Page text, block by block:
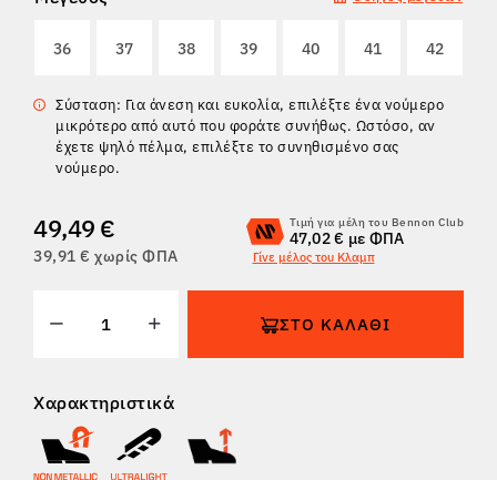
36 37 38 39 40 41 42
Σύσταση: Για άνεση και ευκολία, επιλέξτε ένα νούμερο
μικρότερο από αυτό που φοράτε συνήθως. Ωστόσο, αν
έχετε ψηλό πέλμα, επιλέξτε το συνηθισμένο σας
νούμερο.
49,49 €
39,91 € χωρίς ΦΠΑ
Τιμή για μέλη του Bennon Club
47,02 € με ΦΠΑ
Γίνε μέλος του Κλαμπ
ΣΤΟ ΚΑΛΆΘΙ
Χαρακτηριστικά